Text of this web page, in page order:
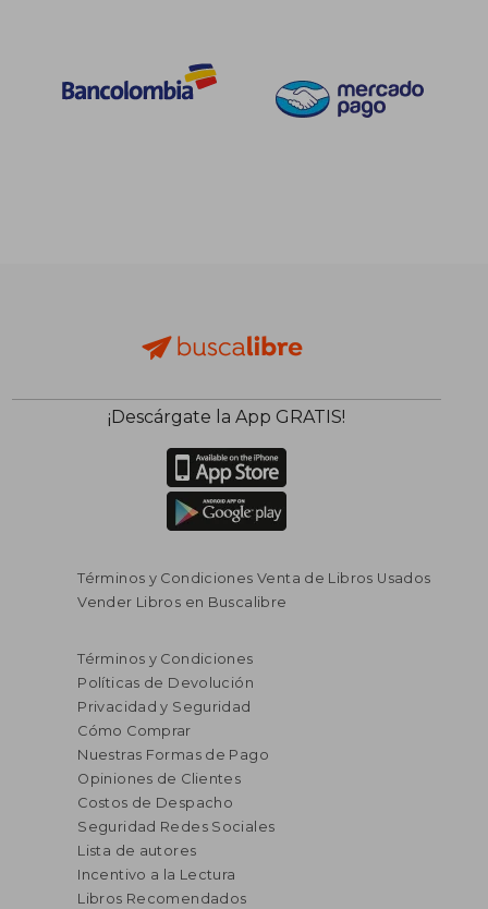
¡Descárgate la App GRATIS!
Términos y Condiciones Venta de Libros Usados
Vender Libros en Buscalibre
Términos y Condiciones
Políticas de Devolución
Privacidad y Seguridad
Cómo Comprar
Nuestras Formas de Pago
Opiniones de Clientes
Costos de Despacho
Seguridad Redes Sociales
Lista de autores
Incentivo a la Lectura
Libros Recomendados